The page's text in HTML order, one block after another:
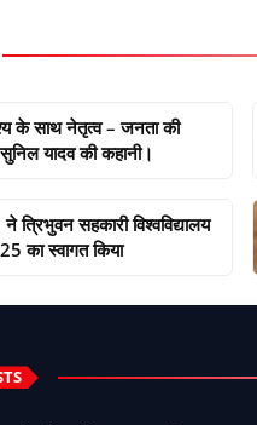
के साथ नेतृत्व – जनता की
यादव की कहानी।
त्रिभुवन सहकारी विश्वविद्यालय
का स्वागत किया